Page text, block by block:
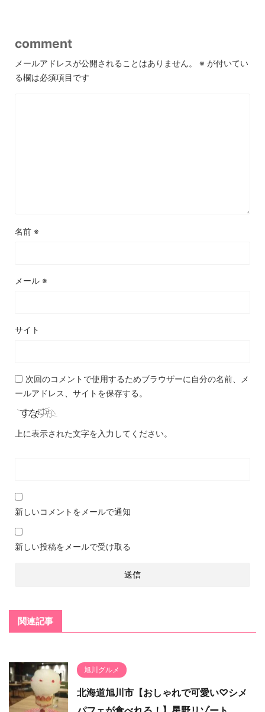
comment
メールアドレスが公開されることはありません。 ※ が付いてい
る欄は必須項目です
名前 ※
メール ※
サイト
次回のコメントで使用するためブラウザーに自分の名前、メ
ールアドレス、サイトを保存する。
上に表示された文字を入力してください。
新しいコメントをメールで通知
新しい投稿をメールで受け取る
関連記事
旭川グルメ
北海道旭川市【おしゃれで可愛い♡シメ